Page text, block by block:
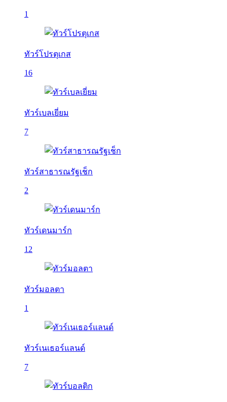
1
ทัวร์โปรตุเกส
16
ทัวร์เบลเยี่ยม
7
ทัวร์สาธารณรัฐเช็ก
2
ทัวร์เดนมาร์ก
12
ทัวร์มอลตา
1
ทัวร์เนเธอร์แลนด์
7